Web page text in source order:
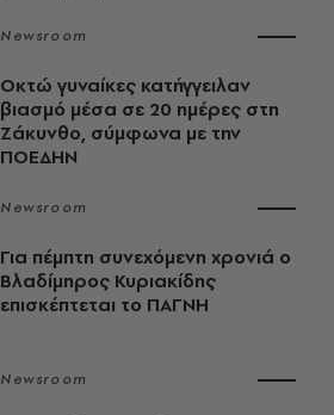
Newsroom
Οκτώ γυναίκες κατήγγειλαν
βιασμό μέσα σε 20 ημέρες στη
Ζάκυνθο, σύμφωνα με την
ΠΟΕΔΗΝ
Newsroom
Για πέμπτη συνεχόμενη χρονιά ο
Βλαδίμηρος Κυριακίδης
επισκέπτεται το ΠΑΓΝΗ
Newsroom